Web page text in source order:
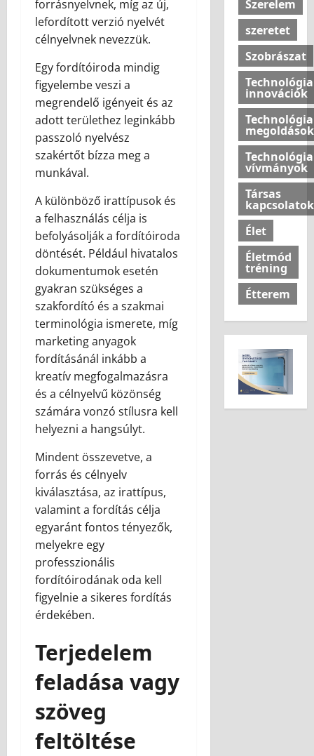
forrásnyelvnek, míg az új,
lefordított verzió nyelvét
célnyelvnek nevezzük.
Egy fordítóiroda mindig
figyelembe veszi a
megrendelő igényeit és az
adott területhez leginkább
passzoló nyelvész
szakértőt bízza meg a
munkával.
A különböző irattípusok és
a felhasználás célja is
befolyásolják a fordítóiroda
döntését. Például hivatalos
dokumentumok esetén
gyakran szükséges a
szakfordító és a szakmai
terminológia ismerete, míg
marketing anyagok
fordításánál inkább a
kreatív megfogalmazásra
és a célnyelvű közönség
számára vonzó stílusra kell
helyezni a hangsúlyt.
Mindent összevetve, a
forrás és célnyelv
kiválasztása, az irattípus,
valamint a fordítás célja
egyaránt fontos tényezők,
melyekre egy
professzionális
fordítóirodának oda kell
figyelnie a sikeres fordítás
érdekében.
Terjedelem
feladása vagy
szöveg
feltöltése
Szerelem
szeretet
Szobrászat
innovációk
megoldások
vívmányok
Társas
kapcsolatok
Élet
Életmód
tréning
Étterem